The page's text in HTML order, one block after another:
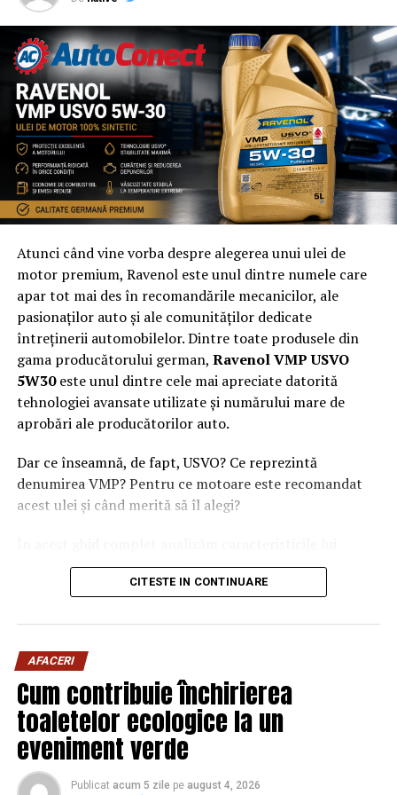
Servicii de inchiriere de calitate? Alege mereu Transcar
Atunci când vine vorba despre alegerea unui ulei de
motor premium, Ravenol este unul dintre numele care
apar tot mai des în recomandările mecanicilor, ale
pasionaților auto și ale comunităților dedicate
întreținerii automobilelor. Dintre toate produsele din
gama producătorului german, Ravenol VMP USVO
5W30este unul dintre cele mai apreciate datorită
tehnologiei avansate utilizate și numărului mare de
aprobări ale producătorilor auto.
Dar ce înseamnă, de fapt, USVO? Ce reprezintă
denumirea VMP? Pentru ce motoare este recomandat
acest ulei și când merită să îl alegi?
Ravenol VMP USVO 5W30 și explicăm de ce este
considerat unul dintre cele mai performante uleiuri de
Ravenol este un producător german de lubrifianți
fondat în anul 1946 și recunoscut la nivel internațional
pentru dezvoltarea deuleiuri de motor premium
Compania investește constant în cercetare și
dezvoltare, iar produsele sale sunt utilizate atât în
CITESTE IN CONTINUARE
AFACERI
Cum contribuie închirierea
toaletelor ecologice la un
eveniment verde
Publicat acum 5 zile pe august 4, 2026